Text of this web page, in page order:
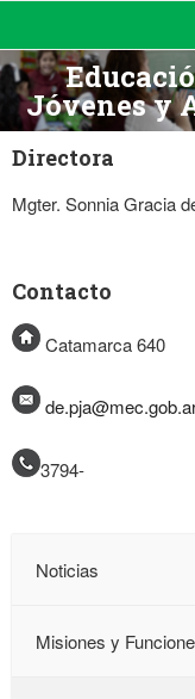
DE
Jóvenes y
Directora
Mgter. Sonnia Gracia
Contacto
Catamarca 640
3794-
Noticias
Misiones y